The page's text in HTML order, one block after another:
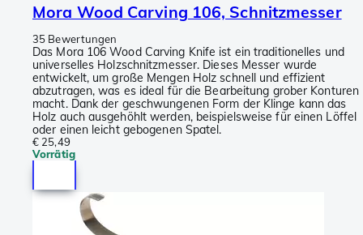
Mora Wood Carving 106, Schnitzmesser
35 Bewertungen
Das Mora 106 Wood Carving Knife ist ein traditionelles und
universelles Holzschnitzmesser. Dieses Messer wurde
entwickelt, um große Mengen Holz schnell und effizient
abzutragen, was es ideal für die Bearbeitung grober Konturen
macht. Dank der geschwungenen Form der Klinge kann das
Holz auch ausgehöhlt werden, beispielsweise für einen Löffel
oder einen leicht gebogenen Spatel.
€ 25,49
Vorrätig